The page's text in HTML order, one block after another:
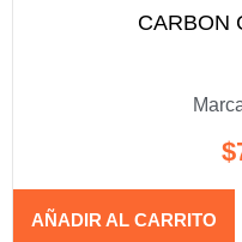
CARBON
$
AÑADIR AL CARRITO